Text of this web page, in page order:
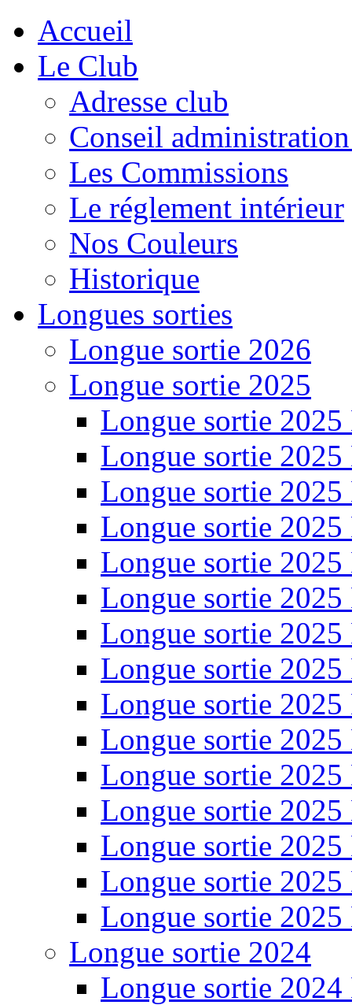
Accueil
Le Club
Adresse club
Conseil
Les Commissions
Le réglement intérieur
Nos Couleurs
Historique
Longues sorties
Longue sortie 2026
Longue sortie 2025
Longue sortie 2025
Longue sortie 2025
Longue sortie 2025
Longue sortie 2025
Longue sortie 2025
Longue sortie 2025
Longue sortie 2025
Longue sortie 2025
Longue sortie 2025
Longue sortie 2025
Longue sortie 2025
Longue sortie 2025
Longue sortie 2025
Longue sortie 2025
Longue sortie 2025
Longue sortie 2024
Longue sortie 2024